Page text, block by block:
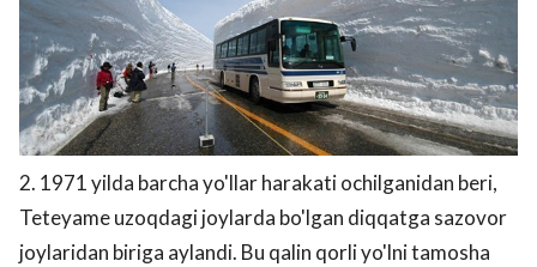
2. 1971 yilda barcha yo'llar harakati ochilganidan beri,
Teteyame uzoqdagi joylarda bo'lgan diqqatga sazovor
joylaridan biriga aylandi. Bu qalin qorli yo'lni tamosha